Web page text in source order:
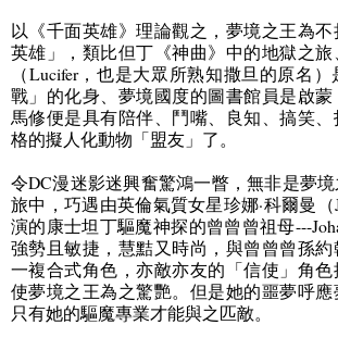
以《千面英雄》理論觀之，夢境之王為
英雄」，類比但丁《神曲》中的地獄之
（Lucifer，也是大眾所熟知撒旦的原名
戰」的化身、夢境國度的圖書館員是啟
馬修便是具有陪伴、鬥嘴、良知、搞笑
格的擬人化動物「盟友」了。
令DC漫迷影迷興奮驚鴻一瞥，無非是夢
旅中，巧遇由英倫氣質女星珍娜·科爾曼（
演的康士坦丁驅魔神探的曾曾曾祖母---
強勢且敏捷，慧黠又時尚，與曾曾曾孫
一複合式角色，亦敵亦友的「信使」角色
使夢境之王為之驚艷。但是她的噩夢呼應
只有她的驅魔專業才能與之匹敵。